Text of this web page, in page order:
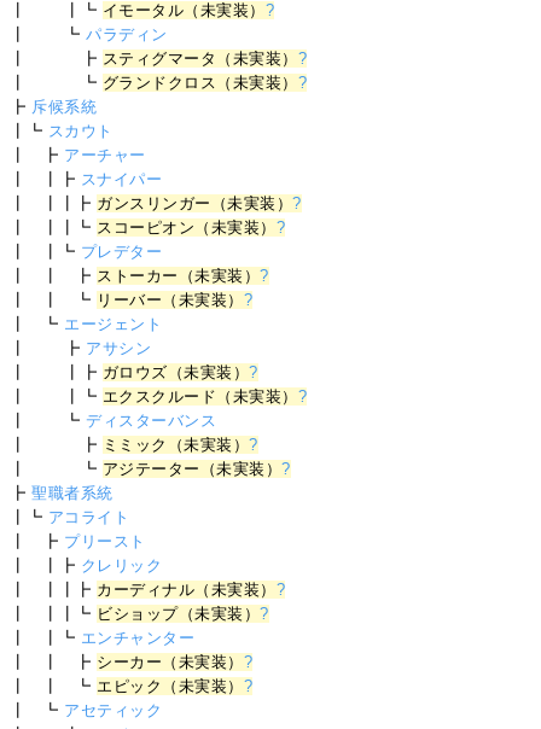
┃ ┃┗ イモータル（未実装） ?
┃ ┗パラディン
┃ ┣ スティグマータ（未実装） ?
┃ ┗ グランドクロス（未実装） ?
┣ 斥候系統
┃┗ スカウト
┃ ┣ アーチャー
┃ ┃┣ スナイパー
┃ ┃┃┣ ガンスリンガー（未実装）?
┃ ┃┃┗ スコーピオン（未実装） ?
┃ ┃┗ プレデター
┃ ┃ ┣ ストーカー（未実装）?
┃ ┃ ┗ リーバー（未実装） ?
┃ ┗ エージェント
┃ ┣ アサシン
┃ ┃┣ ガロウズ（未実装）?
┃ ┃┗ エクスクルード（未実装） ?
┃ ┗ディスターバンス
┃ ┣ ミミック（未実装）?
┃ ┗ アジテーター（未実装）?
┣聖職者系統
┃┗ アコライト
┃ ┣ プリースト
┃ ┃┣ クレリック
┃ ┃┃┣ カーディナル（未実装） ?
┃ ┃┃┗ ビショップ（未実装）?
┃ ┃┗ エンチャンター
┃ ┃ ┣ シーカー（未実装） ?
┃ ┃ ┗ エピック（未実装） ?
┃ ┗ アセティック